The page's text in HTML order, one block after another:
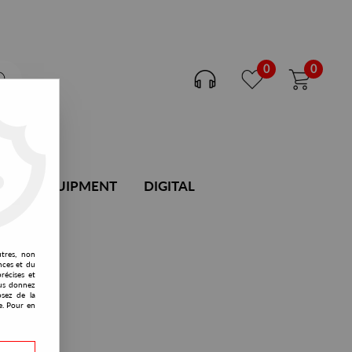
0 0
DJ EQUIPMENT DIGITAL
non
et du
et
donnez
de la
Pour en